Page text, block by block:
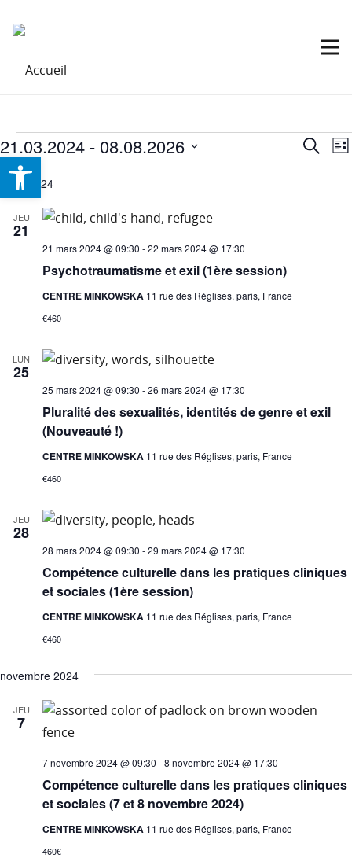
Évènements
21.03.2024 - 08.08.2026
Sélectionnez
une
date.
mars 2024
JEU
21
Psychotraumatisme et exil (1ère session)
21 mars 2024 @ 09:30 -22 mars 2024 @ 17:30
CENTRE MINKOWSKA 11 rue des Réglises, paris, France
€460
LUN
25
Pluralité des sexualités, identités de genre et exil
(Nouveauté !)
25 mars 2024 @ 09:30 -26 mars 2024 @ 17:30
CENTRE MINKOWSKA 11 rue des Réglises, paris, France
€460
JEU
28
Compétence culturelle dans les pratiques cliniques
et sociales (1ère session)
28 mars 2024 @ 09:30 -29 mars 2024 @ 17:30
CENTRE MINKOWSKA 11 rue des Réglises, paris, France
€460
novembre 2024
JEU
7
Compétence culturelle dans les pratiques cliniques
et sociales (7 et 8 novembre 2024)
7 novembre 2024 @ 09:30 -8 novembre 2024 @ 17:30
CENTRE MINKOWSKA 11 rue des Réglises, paris, France
460€
Ouvrir la barre d’outils